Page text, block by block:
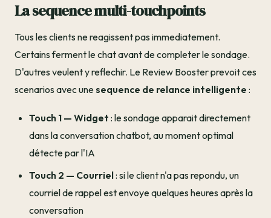
La sequence multi-touchpoints
Tous les clients ne reagissent pas immediatement.
Certains ferment le chat avant de completer le sondage.
D'autres veulent y reflechir. Le Review Booster prevoit ces
scenarios avec unesequence de relance intelligente :
Touch 1 — Widget : le sondage apparait directement
dans la conversation chatbot, au moment optimal
détecte par l'IA
Touch 2 — Courriel: si le client n'a pas repondu, un
courriel de rappel est envoye quelques heures après la
conversation